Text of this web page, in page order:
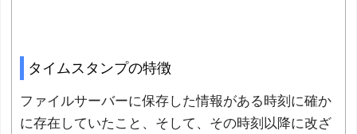
タイムスタンプの特徴
ファイルサーバーに保存した情報がある時刻に確か
に存在していたこと、そして、その時刻以降に改ざ